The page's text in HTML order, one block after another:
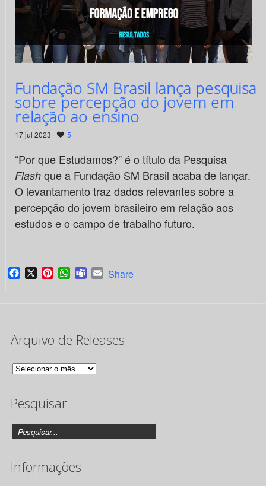
Fundação SM Brasil lança pesquisa
sobre percepção do jovem em
relação ao ensino
17 jul 2023 · 5
“Por que Estudamos?” é o título da Pesquisa
Flashque a Fundação SM Brasil acaba de lançar.
O levantamento traz dados relevantes sobre a
percepção do jovem brasileiro em relação aos
estudos e o campo de trabalho futuro.
Facebook
X PinterestWhatsApp
TeamsEmail
Share
Arquivo de Releases
Arquivo
Releases
Pesquisar
Informações